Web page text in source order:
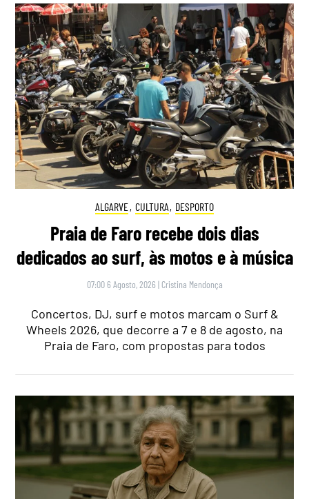
ALGARVE, CULTURA, DESPORTO
Praia de Faro recebe dois dias
dedicados ao surf, às motos e à música
07:00 6 Agosto, 2026 | Cristina Mendonça
Concertos, DJ, surf e motos marcam o Surf &
Wheels 2026, que decorre a 7 e 8 de agosto, na
Praia de Faro, com propostas para todos